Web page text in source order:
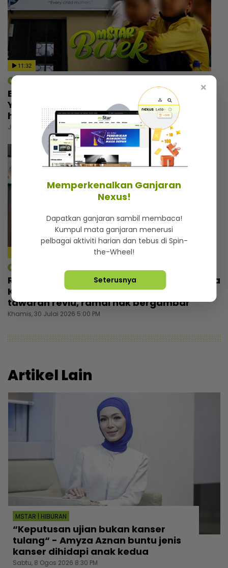
11:32
Bukan sekadar tempat berlindung,
Yayasan Chow Kit simpan kisah menyayat
hati
Jumaat, 31 Julai 2026 6:00 PM
Rezeki wajah seiras Lamine Yamal, pemuda
Kelantan tak sia-siakan peluang... Banyak
tawaran reviu, ramai nak bergambar
Khamis, 30 Julai 2026 5:00 PM
Artikel Lain
MSTAR | HIBURAN
“Keputusan ujian bukan kanser
tulang“ - Amyza Aznan buntu jenis
kanser dihidapi anak kedua
Sabtu, 8 Ogos 2026 8:30 PM
×
Memperkenalkan Ganjaran
Nexus!
Dapatkan ganjaran sambil membaca!
Kumpul mata ganjaran menerusi
pelbagai aktiviti harian dan tebus di Spin-
the-Wheel!
Seterusnya